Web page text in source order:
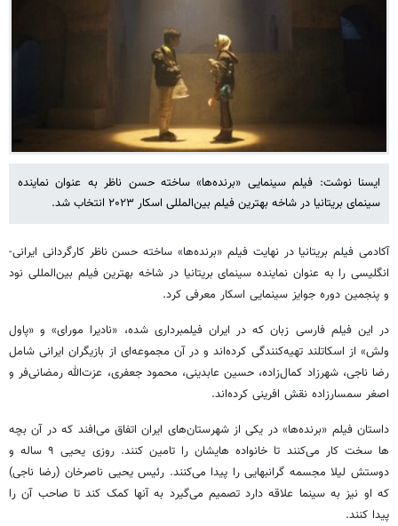
ایسنا نوشت: فیلم سینمایی «برنده‌ها» ساخته حسن ناظر به عنوان نماینده
سینمای بریتانیا در شاخه بهترین فیلم بین‌المللی اسکار ۲۰۲۳ انتخاب شد.
آکادمی فیلم بریتانیا در نهایت فیلم «برنده‌ها» ساخته حسن ناظر کارگردانی ایرانی-
انگلیسی را به عنوان نماینده سینمای بریتانیا در شاخه بهترین فیلم بین‌المللی نود
و پنجمین دوره جوایز سینمایی اسکار معرفی کرد.
در این فیلم فارسی زبان که در ایران فیلمبرداری شده، «نادیرا مورای» و «پاول
ولش» از اسکاتلند تهیه‌کنندگی کرده‌اند و در آن مجموعه‌ای از بازیگران ایرانی شامل
رضا ناجی، شهرزاد کمال‌زاده، حسین عابدینی، محمود جعفری، عزت‌الله رمضانی‌فر و
اصغر سمسارزاده نقش افرینی کرده‌اند.
داستان فیلم «برنده‌ها» در یکی از شهرستان‌های ایران اتفاق می‌افند که در آن بچه
ها سخت کار می‌کنند تا خانواده هایشان را تامین کنند. روزی یحیی ۹ ساله و
دوستش لیلا مجسمه گرانبهایی را پیدا می‌کنند. رئیس یحیی ناصرخان (رضا ناجی)
که او نیز به سینما علاقه دارد تصمیم می‌گیرد به آنها کمک کند تا صاحب آن را
پیدا کنند.